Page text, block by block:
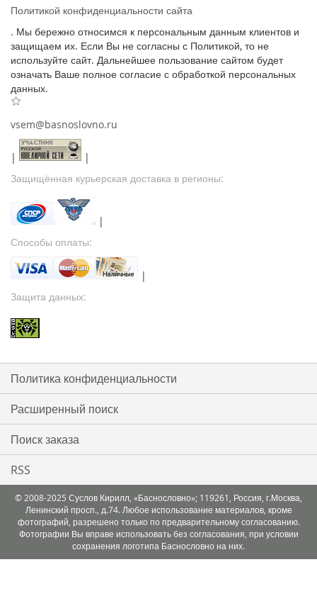
Политикой конфиденциальности сайта
. Мы бережно относимся к персональным данным клиентов и
защищаем их. Если Вы не согласны с Политикой, то не
используйте сайт. Дальнейшее пользование сайтом будет
означать Ваше полное согласие с обработкой персональных
данных.
vsem@basnoslovno.ru
|
|
Защищённая курьерская доставка в регионы:
|
Способы оплаты:
|
Защита данных:
Политика конфиденциальности
Расширенный поиск
Поиск заказа
RSS
© 2008-2025 Суслов Кирилл, «Баснословно»; 119261, Россия, г.Москва,
Ленинский просп., д.74. Любое использование материалов, кроме
фотографий, разрешено только по предварительному согласованию.
Фотографии Вы вправе использовать без согласования, при условии
сохранения логотипа Баснословно на них.